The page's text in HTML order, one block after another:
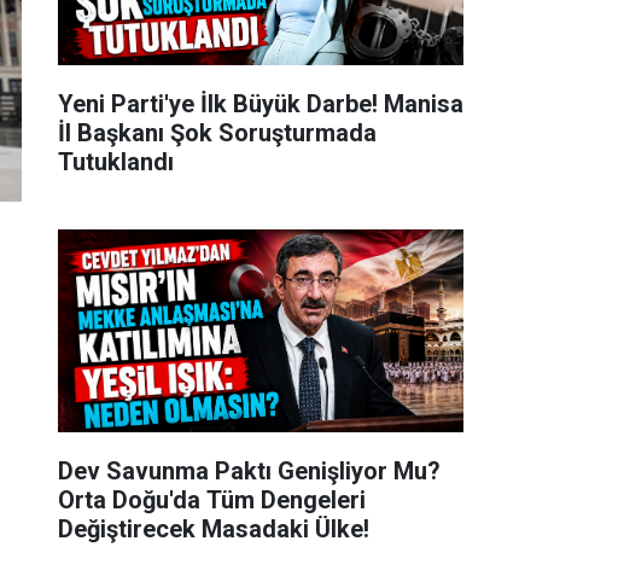
Yeni Parti'ye İlk Büyük Darbe! Manisa
İl Başkanı Şok Soruşturmada
Tutuklandı
Dev Savunma Paktı Genişliyor Mu?
Orta Doğu'da Tüm Dengeleri
Değiştirecek Masadaki Ülke!